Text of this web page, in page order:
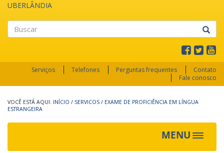
UBERLÂNDIA
Serviços Telefones Perguntas frequentes
Contato
Fale conosco
INÍCIO / SERVICOS / EXAME DE PROFICIÊNCIA EM LÍNGUA
ESTRANGEIRA
MENU
Toggle